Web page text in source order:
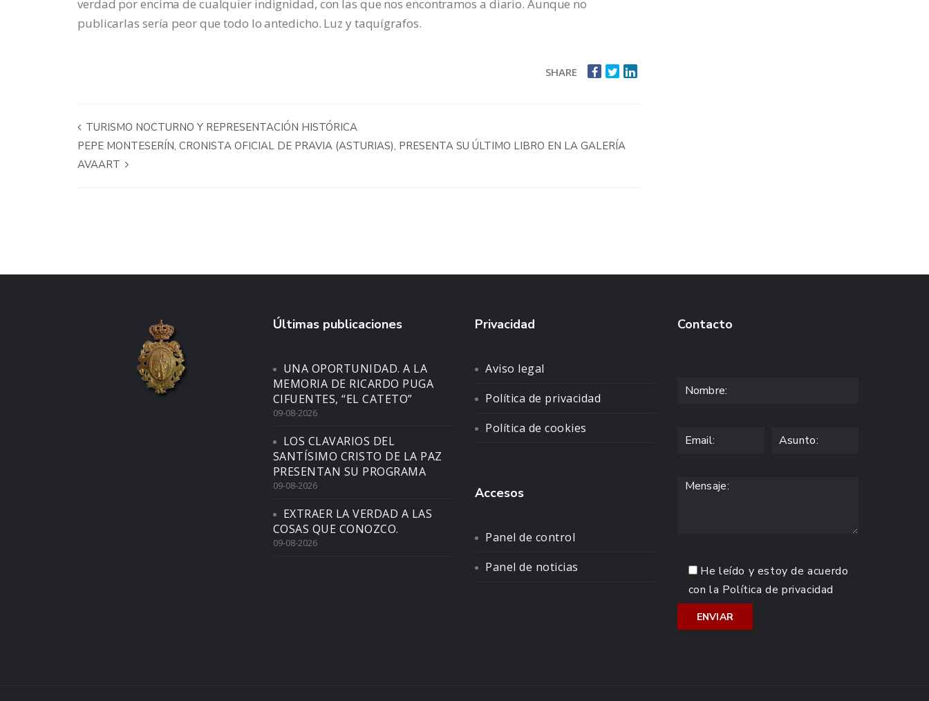
verdad por encima de cualquier indignidad, con las que nos encontramos a diario. Aunque no
publicarlas sería peor que todo lo antedicho. Luz y taquígrafos.
SHARE
TURISMO NOCTURNO Y REPRESENTACIÓN HISTÓRICA
PEPE MONTESERÍN, CRONISTA OFICIAL DE PRAVIA (ASTURIAS), PRESENTA SU ÚLTIMO LIBRO EN LA GALERÍA
AVAART
Últimas publicaciones
UNA OPORTUNIDAD. A LA
MEMORIA DE RICARDO PUGA
CIFUENTES, “EL CATETO”
09-08-2026
LOS CLAVARIOS DEL
SANTÍSIMO CRISTO DE LA PAZ
PRESENTAN SU PROGRAMA
09-08-2026
EXTRAER LA VERDAD A LAS
COSAS QUE CONOZCO.
09-08-2026
Privacidad
Aviso legal
Política de privacidad
Política de cookies
Accesos
Panel de control
Panel de noticias
Contacto
He leído y estoy de acuerdo
con la Política de privacidad